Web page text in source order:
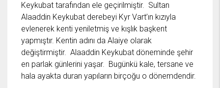
Keykubat tarafından ele geçirilmiştir. Sultan
Alaaddin Keykubat derebeyi Kyr Vart’ın kızıyla
evlenerek kenti yeniletmiş ve kışlık başkent
yapmıştır. Kentin adını da Alaiye olarak
değiştirmiştir. Alaaddin Keykubat döneminde şehir
en parlak günlerini yaşar. Bugünkü kale, tersane ve
hala ayakta duran yapıların birçoğu o dönemdendir.